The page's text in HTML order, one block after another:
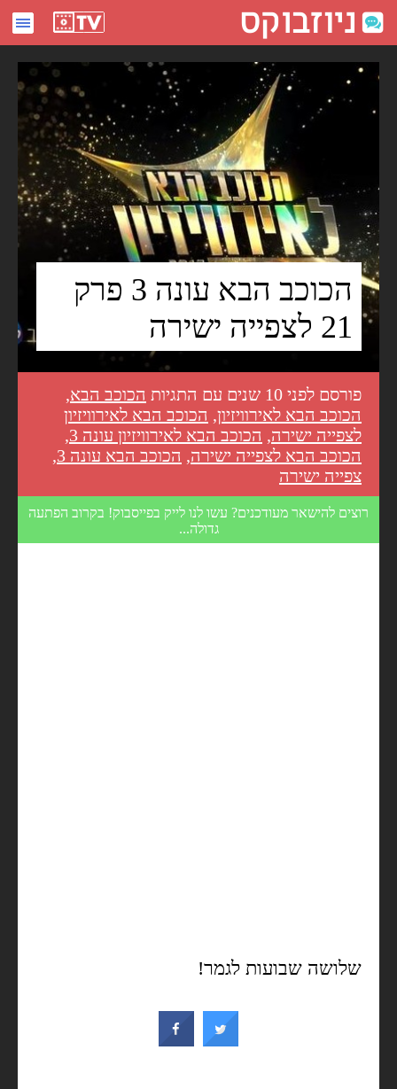
הכוכב הבא עונה 3 פרק 21 לצפייה ישירה - ניוזבוקס
הכוכב הבא עונה 3 פרק
21 לצפייה ישירה
פורסם לפני 10 שנים עם התגיות הכוכב הבא,
הכוכב הבא לאירוויזיון, הכוכב הבא לאירוויזיון
לצפייה ישירה, הכוכב הבא לאירוויזיון עונה 3
,
הכוכב הבא לצפייה ישירה, הכוכב הבא עונה 3
,
צפייה ישירה
רוצים להישאר מעודכנים? עשו לנו לייק בפייסבוק! בקרוב הפתעה
גדולה...
שלושה שבועות לגמר!